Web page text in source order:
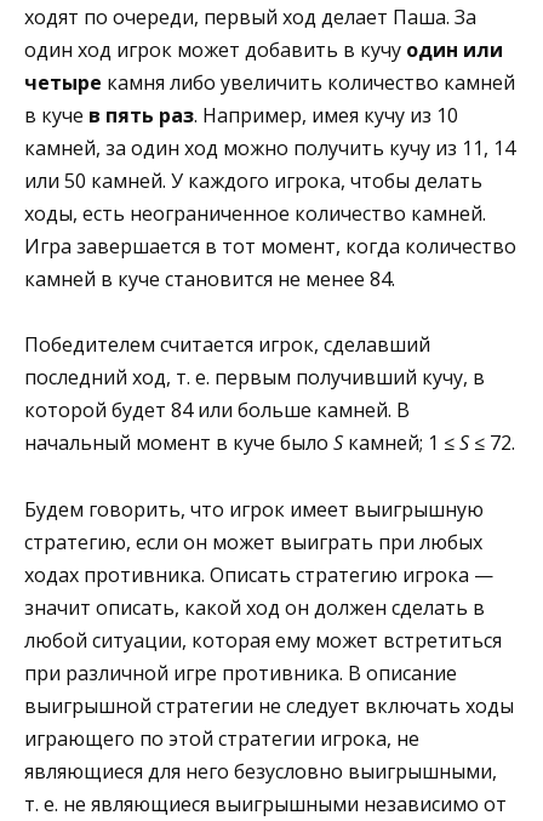
ходят по очереди, первый ход делает Паша. За
один ход игрок может добавить в кучу один или
четыре камня либо увеличить количество камней
в куче в пять раз. Например, имея кучу из 10
камней, за один ход можно получить кучу из 11, 14
или 50 камней. У каждого игрока, чтобы делать
ходы, есть неограниченное количество камней.
Игра завершается в тот момент, когда количество
камней в куче становится не менее 84.
Победителем считается игрок, сделавший
последний ход, т. е. первым получивший кучу, в
которой будет 84 или больше камней. В
начальный момент в куче было S камней; 1 ≤S ≤ 72.
Будем говорить, что игрок имеет выигрышную
стратегию, если он может выиграть при любых
ходах противника. Описать стратегию игрока —
значит описать, какой ход он должен сделать в
любой ситуации, которая ему может встретиться
при различной игре противника. В описание
выигрышной стратегии не следует включать ходы
играющего по этой стратегии игрока, не
являющиеся для него безусловно выигрышными,
т. е. не являющиеся выигрышными независимо от